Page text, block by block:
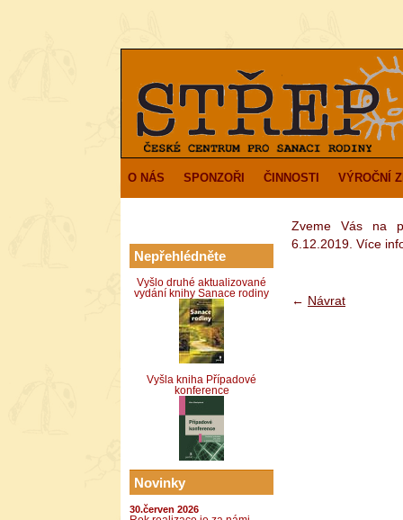
O NÁS SPONZOŘI ČINNOSTI VÝROČNÍ
Nepřehlédněte
Vyšlo druhé aktualizované
vydání knihy Sanace rodiny
Vyšla kniha Případové
konference
Novinky
30.červen 2026
Zveme Vás na
6.12.2019. Více
← Návrat